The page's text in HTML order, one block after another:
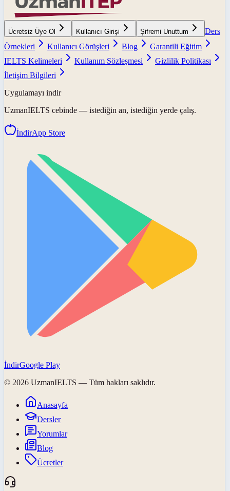
Ücretsiz Üye Ol Kullanıcı Girişi Şifremi Unuttum
Ders
Örnekleri
Kullanıcı Görüşleri Blog
Garantili Eğitim
IELTS Kelimeleri
Kullanım Sözleşmesi
Gizlilik Politikası
İletişim Bilgileri
Uygulamayı indir
UzmanIELTS cebinde — istediğin an, istediğin yerde çalış.
İndirApp Store
İndirGoogle Play
© 2026 UzmanIELTS — Tüm hakları saklıdır.
Anasayfa
Dersler
Yorumlar
Blog
Ücretler